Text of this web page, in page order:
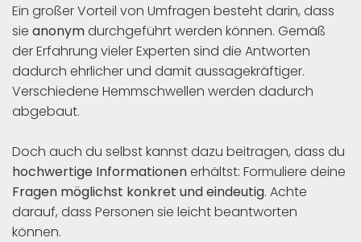
Ein großer Vorteil von Umfragen besteht darin, dass
sie anonymdurchgeführt werden können. Gemäß
der Erfahrung vieler Experten sind die Antworten
dadurch ehrlicher und damit aussagekräftiger.
Verschiedene Hemmschwellen werden dadurch
abgebaut.
Doch auch du selbst kannst dazu beitragen, dass du
hochwertige Informationenerhältst: Formuliere deine
Fragen möglichst konkret und eindeutig. Achte
darauf, dass Personen sie leicht beantworten
können.